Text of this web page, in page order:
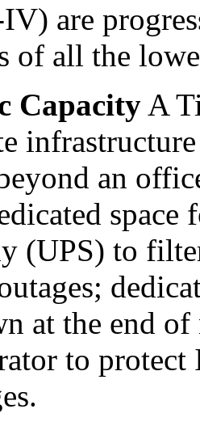
are
of all the
Capacity A
an
(UPS) to
at the end
to